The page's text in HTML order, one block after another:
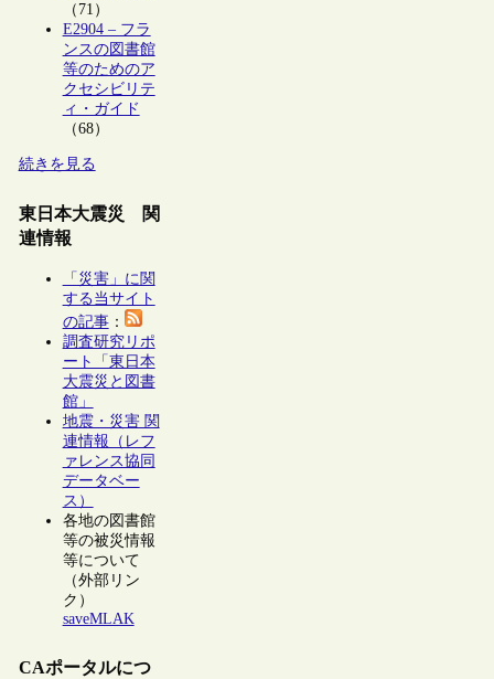
（71）
E2904 – フラ
ンスの図書館
等のためのア
クセシビリテ
ィ・ガイド
（68）
続きを見る
東日本大震災 関
連情報
「災害」に関
する当サイト
の記事：
調査研究リポ
ート「東日本
大震災と図書
館」
地震・災害 関
連情報（レフ
ァレンス協同
データベー
ス）
各地の図書館
等の被災情報
等について
（外部リン
ク）
saveMLAK
CAポータルにつ